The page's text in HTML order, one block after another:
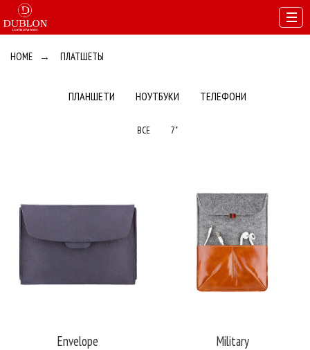
HOME → ПЛАТШЕТЫ
ПЛАНШЕТИ НОУТБУКИ ТЕЛЕФОНИ
ВСЕ 7"
Envelope Military